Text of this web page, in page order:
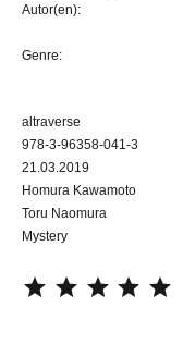
Autor(en):
Genre:
altraverse
978-3-96358-041-3
21.03.2019
Homura Kawamoto
Toru Naomura
Mystery